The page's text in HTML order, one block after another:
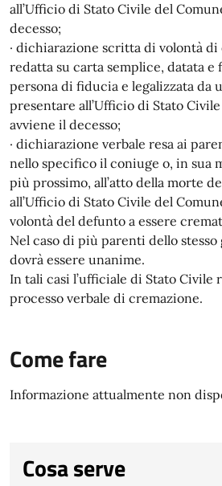
all’Ufficio di Stato Civile del
decesso;
· dichiarazione scritta di volontà di
redatta su carta semplice, datata e
persona di fiducia e legalizzata da
presentare all’Ufficio di Stato
avviene il decesso;
· dichiarazione verbale resa ai
nello specifico il coniuge o, in sua
più prossimo, all’atto della morte
all’Ufficio di Stato Civile del
volontà del defunto a essere
Nel caso di più parenti dello stesso
dovrà essere unanime.
In tali casi l’ufficiale di Stato Civile
processo verbale di cremazione.
Come fare
Informazione attualmente non
Cosa serve